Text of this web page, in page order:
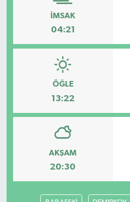
İMSAK
04:21
ÖĞLE
13:22
AKŞAM
20:30